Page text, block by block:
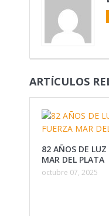
ARTÍCULOS
82 AÑOS DE LUZ
MAR DEL PLATA
octubre 07, 2025